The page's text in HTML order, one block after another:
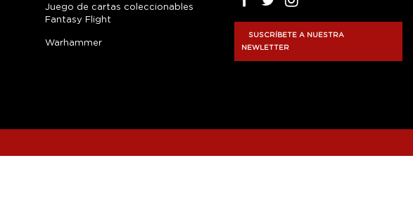
Juego de cartas coleccionables
Fantasy Flight
Warhammer
SUSCRÍBETE A NUESTRA
NEWLETTER